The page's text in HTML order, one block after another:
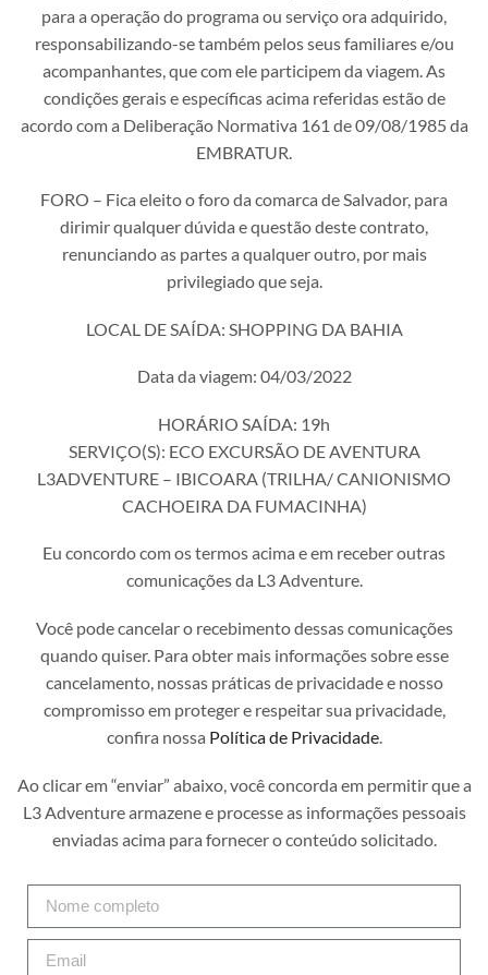
para a operação do programa ou serviço ora adquirido,
responsabilizando-se também pelos seus familiares e/ou
acompanhantes, que com ele participem da viagem. As
condições gerais e específicas acima referidas estão de
acordo com a Deliberação Normativa 161 de 09/08/1985 da
EMBRATUR.
FORO – Fica eleito o foro da comarca de Salvador, para
dirimir qualquer dúvida e questão deste contrato,
renunciando as partes a qualquer outro, por mais
privilegiado que seja.
LOCAL DE SAÍDA: SHOPPING DA BAHIA
Data da viagem: 04/03/2022
HORÁRIO SAÍDA: 19h
SERVIÇO(S): ECO EXCURSÃO DE AVENTURA
L3ADVENTURE – IBICOARA (TRILHA/ CANIONISMO
CACHOEIRA DA FUMACINHA)
Eu concordo com os termos acima e em receber outras
comunicações da L3 Adventure.
Você pode cancelar o recebimento dessas comunicações
quando quiser. Para obter mais informações sobre esse
cancelamento, nossas práticas de privacidade e nosso
compromisso em proteger e respeitar sua privacidade,
confira nossa Política de Privacidade.
Ao clicar em “enviar” abaixo, você concorda em permitir que a
L3 Adventure armazene e processe as informações pessoais
enviadas acima para fornecer o conteúdo solicitado.